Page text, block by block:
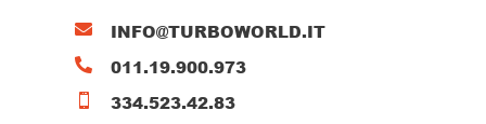
 INFO@TURBOWORLD.IT
 011.19.900.973
 334.523.42.83